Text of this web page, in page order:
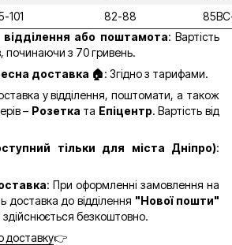
101 82-88
або поштамота: Вартість
починаючи з 70 гривень.
доставка 🏠: Згідно з тарифами.
у відділення, поштомати, а також
– Розетка та Епіцентр. Вартість від
тільки для міста Дніпро):
: При оформленні замовлення на
доставка до відділення "Нової пошти"
здійснюється безкоштовно.
доставку👉